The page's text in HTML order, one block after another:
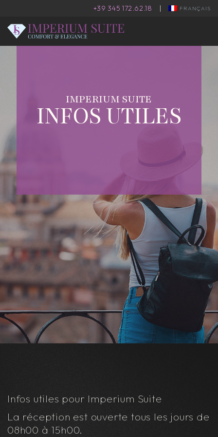
+39 345 172.62.18 | FRANÇAIS
IMPERIUM SUITE
INFOS UTILES
Infos utiles pour Imperium Suite
La réception est ouverte tous les jours de
08h00 à 15h00.